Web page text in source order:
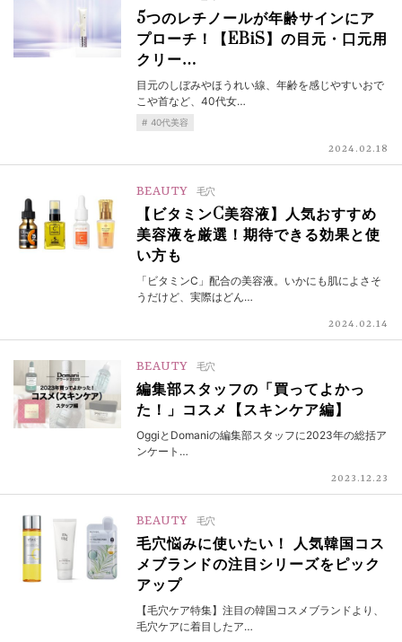
5つのレチノールが年齢サインにア
プローチ！【EBiS】の目元・口元用
クリー…
目元のしぼみやほうれい線、年齢を感じやすいおで
こや首など、40代女…
40代美容
2024.02.18
BEAUTY 毛穴
【ビタミンC美容液】人気おすすめ
美容液を厳選！期待できる効果と使
い方も
「ビタミンC」配合の美容液。いかにも肌によさそ
うだけど、実際はどん…
2024.02.14
BEAUTY 毛穴
編集部スタッフの「買ってよかっ
た！」コスメ【スキンケア編】
OggiとDomaniの編集部スタッフに2023年の総括ア
ンケート…
2023.12.23
BEAUTY 毛穴
毛穴悩みに使いたい！ 人気韓国コス
メブランドの注目シリーズをピック
アップ
【毛穴ケア特集】注目の韓国コスメブランドより、
毛穴ケアに着目したア…